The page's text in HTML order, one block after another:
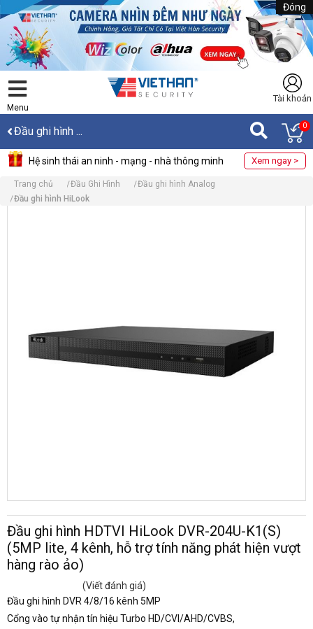
Đóng
Menu
Tài khoản
Đầu ghi hình ... 0
Hệ sinh thái an ninh - mạng - nhà thông minh Xem ngay >
Trang chủ Đầu Ghi Hình
Đầu ghi hình Analog
Đầu ghi hình HiLook
Đầu ghi hình HDTVI HiLook DVR-204U-K1(S)
(5MP lite, 4 kênh, hỗ trợ tính năng phát hiện vượt
hàng rào ảo)
(Viết đánh giá)
Đầu ghi hình DVR 4/8/16 kênh 5MP
Cổng vào tự nhận tín hiệu Turbo HD/CVI/AHD/CVBS,